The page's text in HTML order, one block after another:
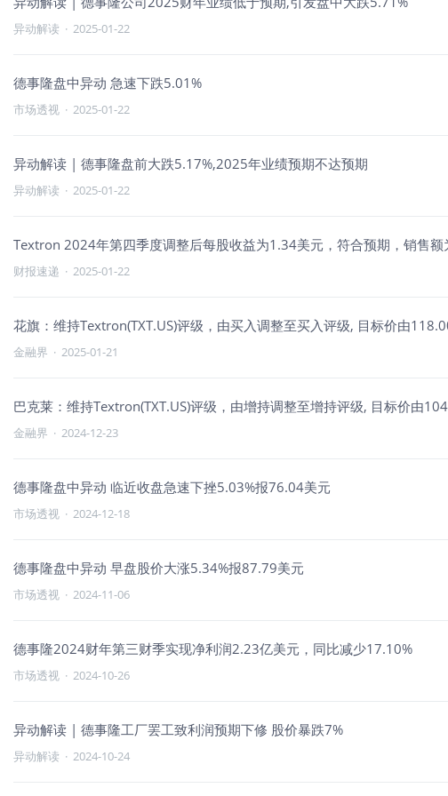
异动解读 · 2025-01-22
德事隆盘中异动 急速下跌5.01%
市场透视 · 2025-01-22
异动解读 | 德事隆盘前大跌5.17%,2025年业绩预期不达预期
异动解读 · 2025-01-22
Textron 2024年第四季度调整后每股收益为1.34美元，符合预期，销售
财报速递 · 2025-01-22
花旗：维持Textron(TXT.US)评级，由买入调整至买入评级, 目标价由
金融界 · 2025-01-21
巴克莱：维持Textron(TXT.US)评级，由增持调整至增持评级, 目标价由
金融界 · 2024-12-23
德事隆盘中异动 临近收盘急速下挫5.03%报76.04美元
市场透视 · 2024-12-18
德事隆盘中异动 早盘股价大涨5.34%报87.79美元
市场透视 · 2024-11-06
德事隆2024财年第三财季实现净利润2.23亿美元，同比减少17.10%
市场透视 · 2024-10-26
异动解读 | 德事隆工厂罢工致利润预期下修 股价暴跌7%
异动解读 · 2024-10-24